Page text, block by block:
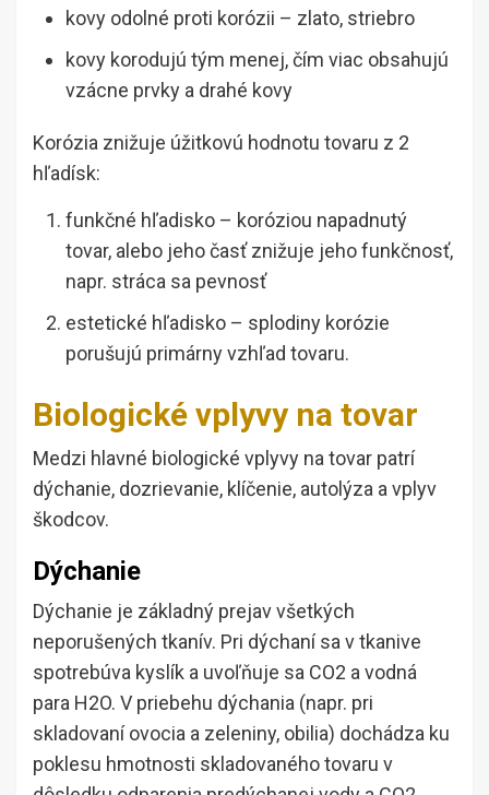
kovy odolné proti korózii – zlato, striebro
kovy korodujú tým menej, čím viac obsahujú
vzácne prvky a drahé kovy
Korózia znižuje úžitkovú hodnotu tovaru z 2
hľadísk:
funkčné hľadisko – koróziou napadnutý
tovar, alebo jeho časť znižuje jeho funkčnosť,
napr. stráca sa pevnosť
estetické hľadisko – splodiny korózie
porušujú primárny vzhľad tovaru.
Biologické vplyvy na tovar
Medzi hlavné biologické vplyvy na tovar patrí
dýchanie, dozrievanie, klíčenie, autolýza a vplyv
škodcov.
Dýchanie
Dýchanie je základný prejav všetkých
neporušených tkanív. Pri dýchaní sa v tkanive
spotrebúva kyslík a uvoľňuje sa CO2 a vodná
para H2O. V priebehu dýchania (napr. pri
skladovaní ovocia a zeleniny, obilia) dochádza ku
poklesu hmotnosti skladovaného tovaru v